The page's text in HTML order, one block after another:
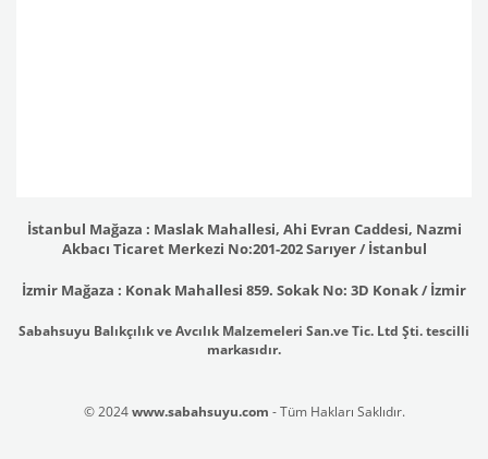
İstanbul Mağaza : Maslak Mahallesi, Ahi Evran Caddesi, Nazmi
Akbacı Ticaret Merkezi No:201-202 Sarıyer / İstanbul
İzmir Mağaza : Konak Mahallesi 859. Sokak No: 3D Konak / İzmir
Sabahsuyu Balıkçılık ve Avcılık Malzemeleri San.ve Tic. Ltd Şti. tescilli
markasıdır.
© 2024www.sabahsuyu.com - Tüm Hakları Saklıdır.